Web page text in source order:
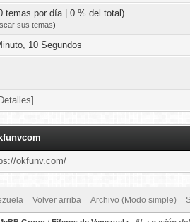
temas por día | 0 % del total)
sus temas)
10 Segundos
Detalles]
okfunv.com/
Volver arriba Archivo (Modo simple)